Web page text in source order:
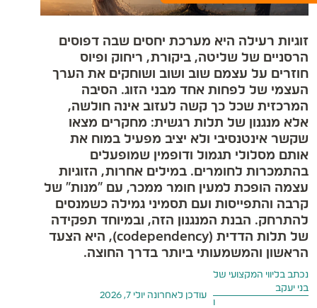
זוגיות רעילה היא מערכת יחסים שבה דפוסים
הרסניים של שליטה, ביקורת, ריחוק ופיוס
חוזרים על עצמם שוב ושוב ושוחקים את הערך
העצמי של לפחות אחד מבני הזוג. הסיבה
המרכזית שכל כך קשה לעזוב אינה חולשה,
אלא מנגנון של תלות רגשית: מחקרים מצאו
שקשר אינטנסיבי ולא יציב מפעיל במוח את
אותם מסלולי תגמול ודופמין שמופעלים
בהתמכרות לחומרים. במילים אחרות, הזוגיות
עצמה הופכת למעין חומר ממכר, עם "מנות" של
קרבה והתפייסות ועם תסמיני גמילה כשמנסים
להתרחק. הבנת המנגנון הזה, ובמיוחד תפקידה
של תלות הדדית (codependency), היא הצעד
הראשון והמשמעותי ביותר בדרך החוצה.
נכתב בליווי המקצועי של
בני יעקב
ו
עודכן לאחרונה יולי 7, 2026